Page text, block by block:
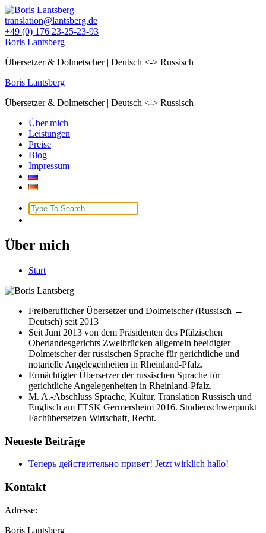
Zum
Inhalt
springen
translation@lantsberg.de
+49 (0) 176 23-25-23-93
Boris Lantsberg
Übersetzer & Dolmetscher | Deutsch <-> Russisch
Boris Lantsberg
Übersetzer & Dolmetscher | Deutsch <-> Russisch
Über mich
Leistungen
Preise
Blog
Impressum
Search
for:
Über mich
Start
Freiberuflicher Übersetzer und Dolmetscher (Russisch ↔
Deutsch) seit 2013
Seit Juni 2013 von dem Präsidenten des Pfälzischen
Oberlandesgerichts Zweibrücken allgemein beeidigter
Dolmetscher der russischen Sprache für gerichtliche und
notarielle Angelegenheiten in Rheinland-Pfalz.
Ermächtigter Übersetzer der russischen Sprache für
gerichtliche Angelegenheiten in Rheinland-Pfalz.
M. A.-Abschluss Sprache, Kultur, Translation Russisch und
Englisch am FTSK Germersheim 2016. Studienschwerpunkt
Fachübersetzen Wirtschaft, Recht.
Neueste Beiträge
Теперь действительно привет! Jetzt wirklich hallo!
Kontakt
Adresse:
Boris Lantsberg